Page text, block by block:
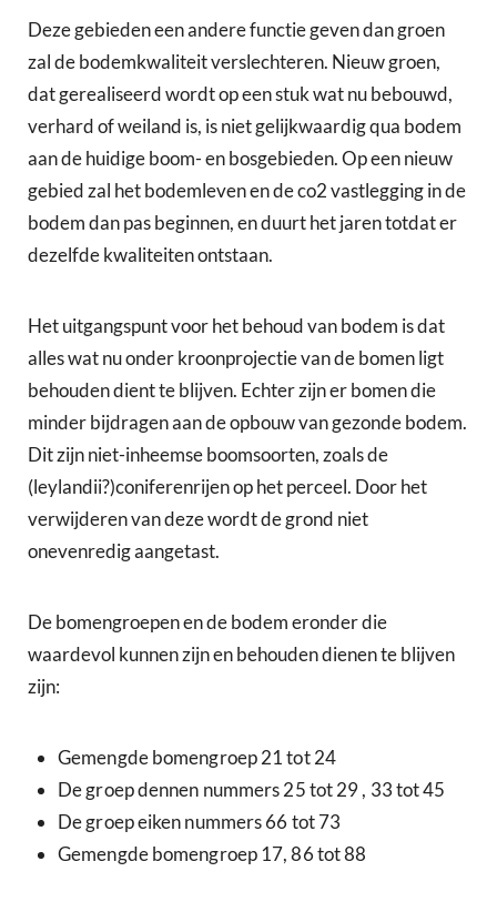
Deze gebieden een andere functie geven dan groen
zal de bodemkwaliteit verslechteren. Nieuw groen,
dat gerealiseerd wordt op een stuk wat nu bebouwd,
verhard of weiland is, is niet gelijkwaardig qua bodem
aan de huidige boom- en bosgebieden. Op een nieuw
gebied zal het bodemleven en de co2 vastlegging in de
bodem dan pas beginnen, en duurt het jaren totdat er
dezelfde kwaliteiten ontstaan.
Het uitgangspunt voor het behoud van bodem is dat
alles wat nu onder kroonprojectie van de bomen ligt
behouden dient te blijven. Echter zijn er bomen die
minder bijdragen aan de opbouw van gezonde bodem.
Dit zijn niet-inheemse boomsoorten, zoals de
(leylandii?)coniferenrijen op het perceel. Door het
verwijderen van deze wordt de grond niet
onevenredig aangetast.
De bomengroepen en de bodem eronder die
waardevol kunnen zijn en behouden dienen te blijven
zijn:
Gemengde bomengroep 21 tot 24
De groep dennen nummers 25 tot 29 , 33 tot 45
De groep eiken nummers 66 tot 73
Gemengde bomengroep 17, 86 tot 88